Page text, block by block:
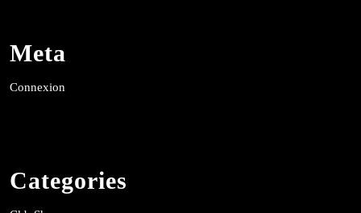
Meta
Connexion
Categories